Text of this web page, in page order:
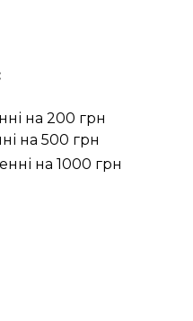
на 200 грн
на 500 грн
на 1000 грн